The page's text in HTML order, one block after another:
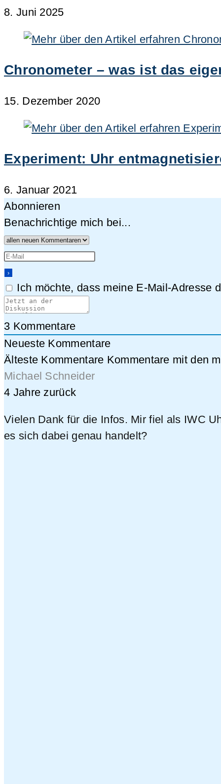
8. Juni 2025
Chronometer – was ist das
15. Dezember 2020
Experiment: Uhr
6. Januar 2021
Abonnieren
Benachrichtige mich bei...
Ich möchte, dass meine E-Mail-Adresse
3 Kommentare
Neueste Kommentare
Älteste Kommentare Kommentare mit den
Michael Schneider
4 Jahre zurück
Vielen Dank für die Infos. Mir fiel als IWC
es sich dabei genau handelt?